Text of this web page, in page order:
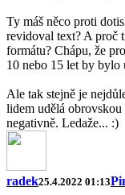
Ty máš něco proti
revidoval text? A proč
formátu? Chápu, že
10 nebo 15 let by bylo
Ale tak stejně je
lidem udělá
negativně. Ledaže... :)
radek25.4.2022 01:13